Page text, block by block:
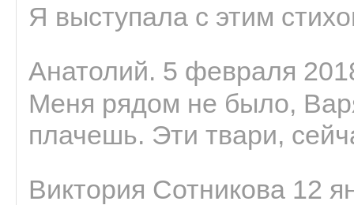
Я выступала с этим
Анатолий. 5 февраля
Меня рядом не было,
плачешь. Эти твари,
Виктория Сотникова 12